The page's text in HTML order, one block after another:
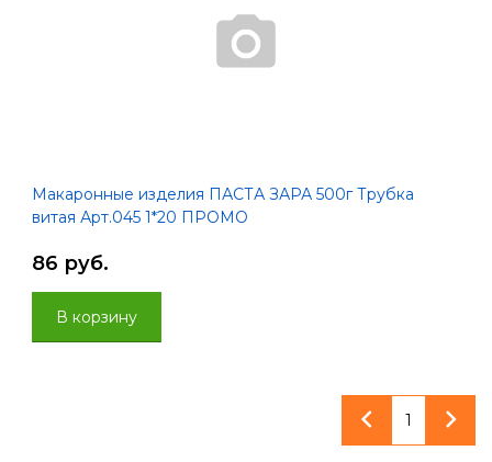
Макаронные изделия ПАСТА ЗАРА 500г Трубка
витая Арт.045 1*20 ПРОМО
86 руб.
В корзину
1